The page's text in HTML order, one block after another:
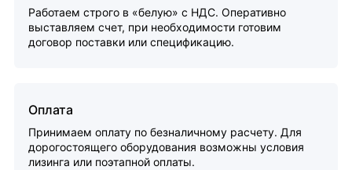
Работаем строго в «белую» с НДС. Оперативно
выставляем счет, при необходимости готовим
договор поставки или спецификацию.
Оплата
Принимаем оплату по безналичному расчету. Для
дорогостоящего оборудования возможны условия
лизинга или поэтапной оплаты.